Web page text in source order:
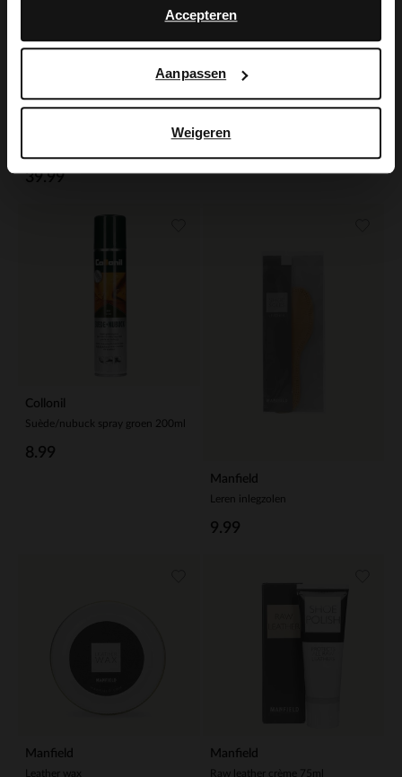
Accepteren
Aanpassen
Weigeren
39.99
Manfield
Schoenpoets donkerbruin 75ml
7.99
Collonil
Suède/nubuck spray groen 200ml
8.99
Manfield
Leren inlegzolen
9.99
Manfield
Leather wax
Manfield
Raw leather crème 75ml